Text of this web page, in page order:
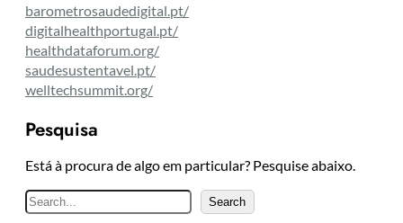
barometrosaudedigital.pt/
digitalhealthportugal.pt/
healthdataforum.org/
saudesustentavel.pt/
welltechsummit.org/
Pesquisa
Está à procura de algo em particular? Pesquise abaixo.
P
e
Search